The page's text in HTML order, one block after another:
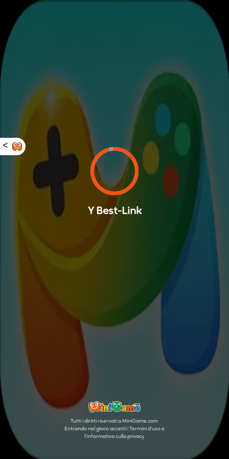
Y Best-Link
Tutti i diritti riservati a MiniGame.com
Entrando nel gioco accetti i Termini d'uso e
l'Informativa sulla privacy
<